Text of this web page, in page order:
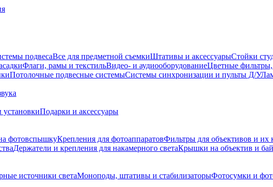
подвесаВсе для предметной съемкиШтативы и аксессуарыСтойки
Флаги, рамы и текстильВидео- и аудиооборудованиеЦветные
Потолочные подвесные системыСистемы синхронизации и пульты Д/У
Подарки и аксессуары
фотовспышкуКрепления для фотоаппаратовФильтры для объективов и их
Держатели и крепления для накамерного светаКрышки на объектив и
источники светаМоноподы, штативы и стабилизаторыФотосумки и